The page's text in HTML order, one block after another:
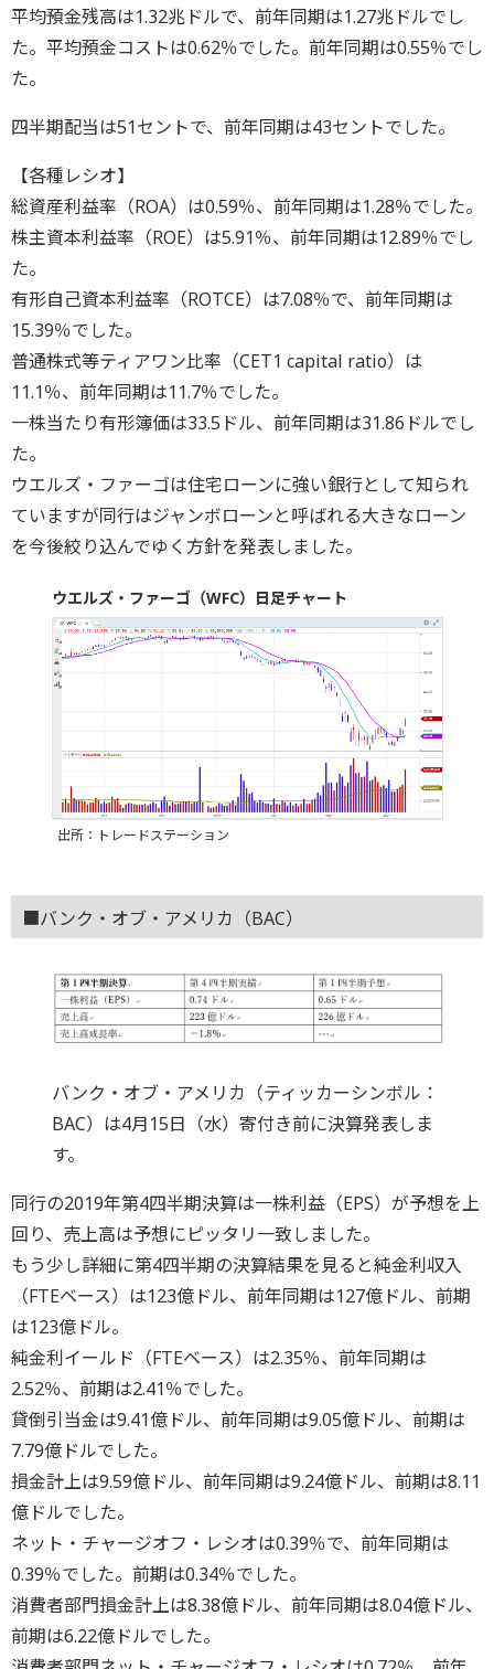
平均預金残高は1.32兆ドルで、前年同期は1.27兆ドルでし
た。平均預金コストは0.62％でした。前年同期は0.55％でし
た。
四半期配当は51セントで、前年同期は43セントでした。
【各種レシオ】
総資産利益率（ROA）は0.59％、前年同期は1.28％でした。
株主資本利益率（ROE）は5.91％、前年同期は12.89％でし
た。
有形自己資本利益率（ROTCE）は7.08％で、前年同期は
15.39％でした。
普通株式等ティアワン比率（CET1 capital ratio）は
11.1％、前年同期は11.7％でした。
一株当たり有形簿価は33.5ドル、前年同期は31.86ドルでし
た。
ウエルズ・ファーゴは住宅ローンに強い銀行として知られ
ていますが同行はジャンボローンと呼ばれる大きなローン
を今後絞り込んでゆく方針を発表しました。
ウエルズ・ファーゴ（WFC）日足チャート
出所：トレードステーション
■バンク・オブ・アメリカ（BAC）
バンク・オブ・アメリカ（ティッカーシンボル：
BAC）は4月15日（水）寄付き前に決算発表しま
す。
同行の2019年第4四半期決算は一株利益（EPS）が予想を上
回り、売上高は予想にピッタリ一致しました。
もう少し詳細に第4四半期の決算結果を見ると純金利収入
（FTEベース）は123億ドル、前年同期は127億ドル、前期
は123億ドル。
純金利イールド（FTEベース）は2.35％、前年同期は
2.52％、前期は2.41％でした。
貸倒引当金は9.41億ドル、前年同期は9.05億ドル、前期は
7.79億ドルでした。
損金計上は9.59億ドル、前年同期は9.24億ドル、前期は8.11
億ドルでした。
ネット・チャージオフ・レシオは0.39％で、前年同期は
0.39％でした。前期は0.34％でした。
消費者部門損金計上は8.38億ドル、前年同期は8.04億ドル、
前期は6.22億ドルでした。